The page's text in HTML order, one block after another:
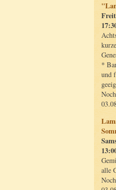
*
und
alle